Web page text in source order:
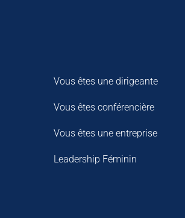
Vous êtes une dirigeante
Vous êtes conférencière
Vous êtes une entreprise
Leadership Féminin